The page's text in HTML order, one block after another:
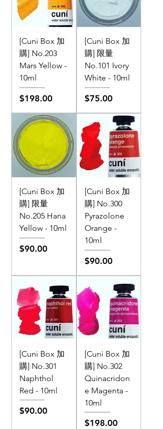
[Cuni Box 加
購] No.203
Mars Yellow -
10ml
價格
$198.00
[Cuni Box 加
購] 限量
No.101 Ivory
White - 10ml
價格
$75.00
[Cuni Box 加
購] 限量
No.205 Hana
Yellow - 10ml
價格
$90.00
[Cuni Box 加
購] No.300
Pyrazolone
Orange -
10ml
價格
$90.00
[Cuni Box 加
購] No.301
Naphthol
Red - 10ml
價格
$90.00
[Cuni Box 加
購] No.302
Quinacridon
e Magenta -
10ml
價格
$198.00